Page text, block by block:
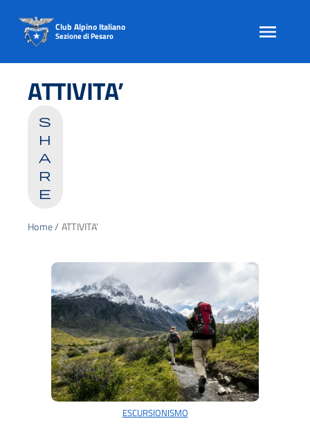
content
Club Alpino Italiano
Sezione di Pesaro
ATTIVITA’
s
h
a
r
e
Home/ATTIVITA’
ESCURSIONISMO